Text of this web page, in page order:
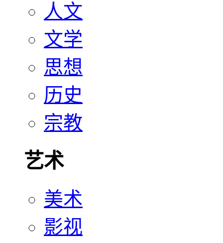
人文
文学
思想
历史
宗教
艺术
美术
影视